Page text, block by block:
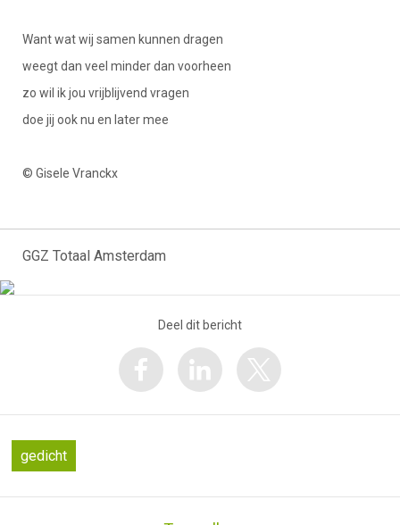
Want wat wij samen kunnen dragen
weegt dan veel minder dan voorheen
zo wil ik jou vrijblijvend vragen
doe jij ook nu en later mee
© Gisele Vranckx
GGZ Totaal Amsterdam
Deel dit bericht
gedicht